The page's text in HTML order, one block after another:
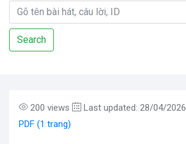
Search
200 views Last updated: 28/04/2026
PDF (1 trang)